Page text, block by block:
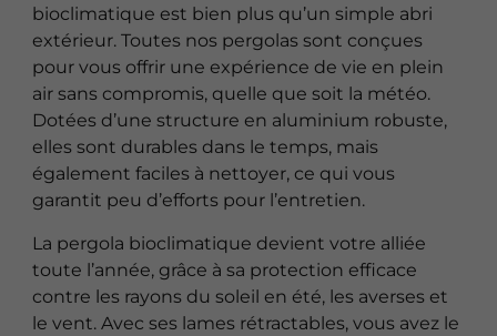
bioclimatique est bien plus qu’un simple abri
extérieur. Toutes nos pergolas sont conçues
pour vous offrir une expérience de vie en plein
air sans compromis, quelle que soit la météo.
Dotées d’une structure en aluminium robuste,
elles sont durables dans le temps, mais
également faciles à nettoyer, ce qui vous
garantit peu d’efforts pour l’entretien.
La pergola bioclimatique devient votre alliée
toute l’année, grâce à sa protection efficace
contre les rayons du soleil en été, les averses et
le vent. Avec ses lames rétractables, vous avez le